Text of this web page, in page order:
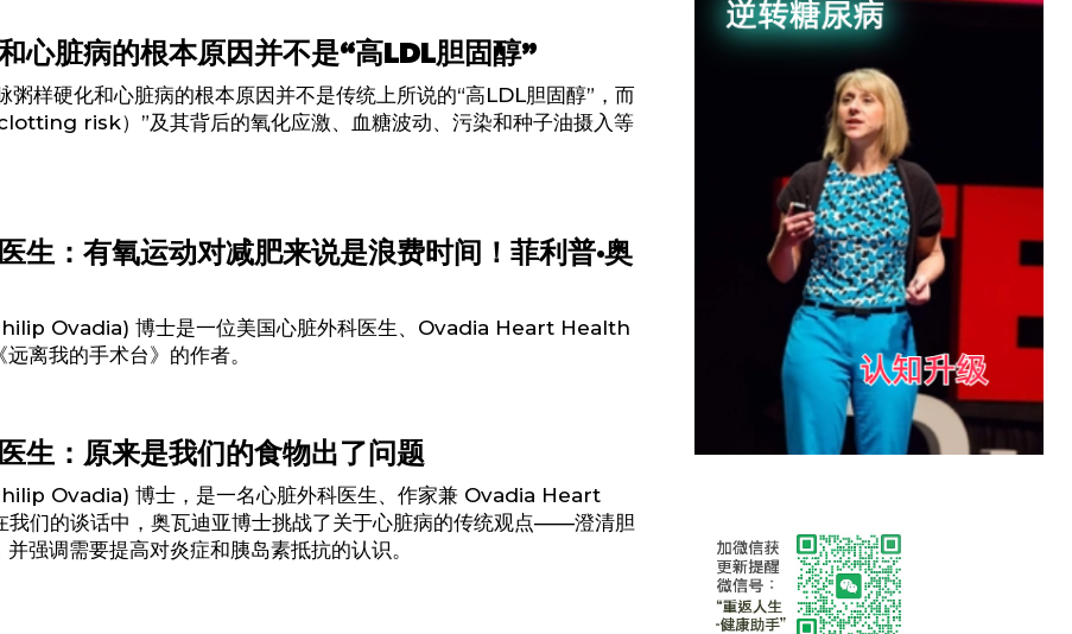
心脏病的根本原因并不是“高LDL胆固醇”
粥样硬化和心脏病的根本原因并不是传统上所说的“高LDL胆固醇”，而
risk）”及其背后的氧化应激、血糖波动、污染和种子油摄入等
生：有氧运动对减肥来说是浪费时间！菲利普·奥
Ovadia) 博士是一位美国心脏外科医生、Ovadia Heart Health
离我的手术台》的作者。
生：原来是我们的食物出了问题
Ovadia) 博士，是一名心脏外科医生、作家兼 Ovadia Heart
们的谈话中，奥瓦迪亚博士挑战了关于心脏病的传统观点——澄清胆
强调需要提高对炎症和胰岛素抵抗的认识。